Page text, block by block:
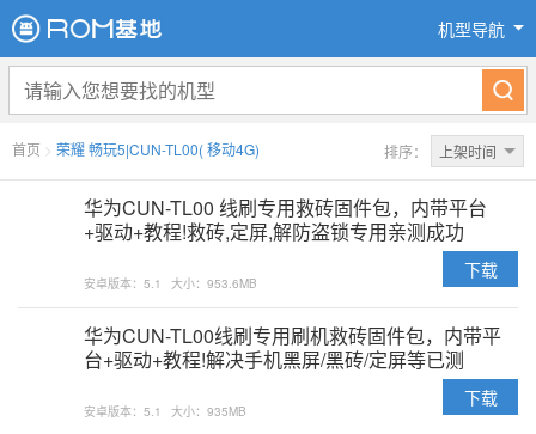
机型导航
首页 > 荣耀 畅玩5|CUN-TL00( 移动4G) 排序： 上架时间
华为CUN-TL00 线刷专用救砖固件包，内带平台
+驱动+教程!救砖,定屏,解防盗锁专用亲测成功
安卓版本：5.1 大小：953.6MB
下载
华为CUN-TL00线刷专用刷机救砖固件包，内带平
台+驱动+教程!解决手机黑屏/黑砖/定屏等已测
安卓版本：5.1 大小：935MB
下载